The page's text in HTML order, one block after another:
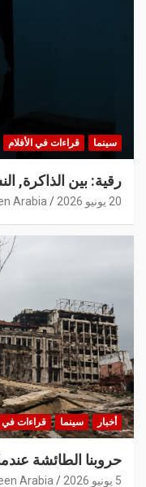
سينما قراءات في الأفلام
رقية: بين الذاكرة,
20 يونيو 2026 Arabia
أخبار سينما قراءات في
حروبنا الطائشة
5 يونيو 2026 Arabia